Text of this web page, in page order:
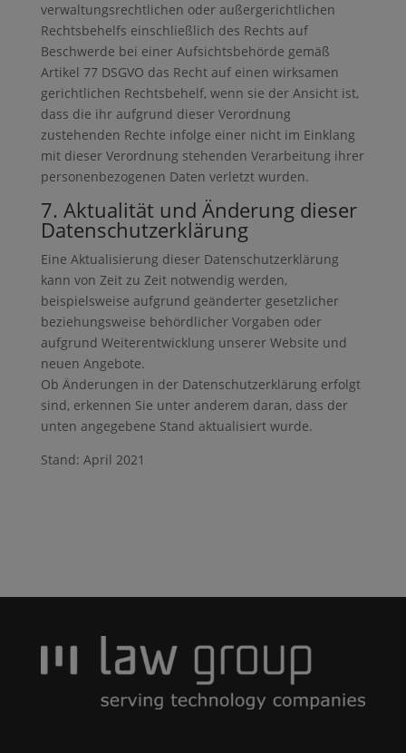
verwaltungsrechtlichen oder außergerichtlichen
Rechtsbehelfs einschließlich des Rechts auf
Beschwerde bei einer Aufsichtsbehörde gemäß
Artikel 77 DSGVO das Recht auf einen wirksamen
gerichtlichen Rechtsbehelf, wenn sie der Ansicht ist,
dass die ihr aufgrund dieser Verordnung
zustehenden Rechte infolge einer nicht im Einklang
mit dieser Verordnung stehenden Verarbeitung ihrer
personenbezogenen Daten verletzt wurden.
7. Aktualität und Änderung dieser
Datenschutzerklärung
Eine Aktualisierung dieser Datenschutzerklärung
kann von Zeit zu Zeit notwendig werden,
beispielsweise aufgrund geänderter gesetzlicher
beziehungsweise behördlicher Vorgaben oder
aufgrund Weiterentwicklung unserer Website und
neuen Angebote.
Ob Änderungen in der Datenschutzerklärung erfolgt
sind, erkennen Sie unter anderem daran, dass der
unten angegebene Stand aktualisiert wurde.
Stand: April 2021